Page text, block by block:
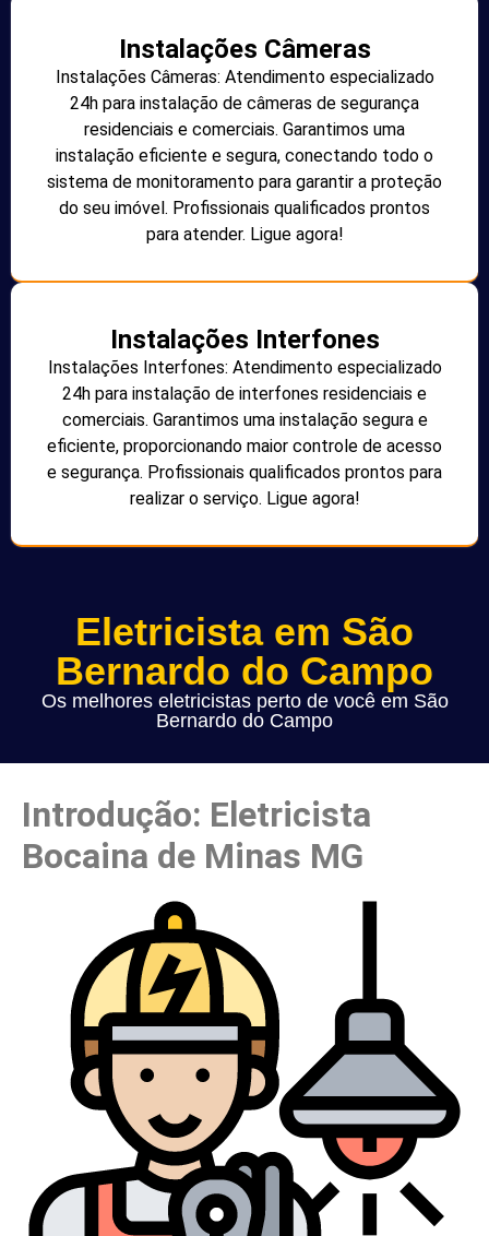
Instalações Câmeras
Instalações Câmeras: Atendimento especializado
24h para instalação de câmeras de segurança
residenciais e comerciais. Garantimos uma
instalação eficiente e segura, conectando todo o
sistema de monitoramento para garantir a proteção
do seu imóvel. Profissionais qualificados prontos
para atender. Ligue agora!
Instalações Interfones
Instalações Interfones: Atendimento especializado
24h para instalação de interfones residenciais e
comerciais. Garantimos uma instalação segura e
eficiente, proporcionando maior controle de acesso
e segurança. Profissionais qualificados prontos para
realizar o serviço. Ligue agora!
Eletricista em São
Bernardo do Campo
Os melhores eletricistas perto de você em São
Bernardo do Campo
Introdução: Eletricista
Bocaina de Minas MG